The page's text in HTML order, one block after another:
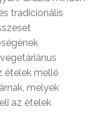
tradicionális
ételek mellé
melyek
az ételek